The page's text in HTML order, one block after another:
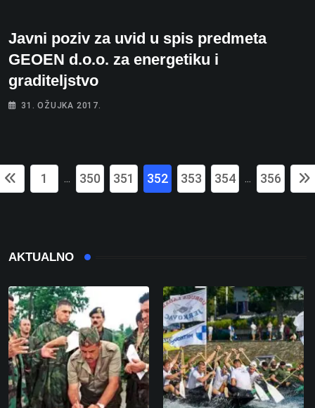
Javni poziv za uvid u spis predmeta
GEOEN d.o.o. za energetiku i
graditeljstvo
31. OŽUJKA 2017.
1 ... 350 351 352 353 354 ... 356
AKTUALNO